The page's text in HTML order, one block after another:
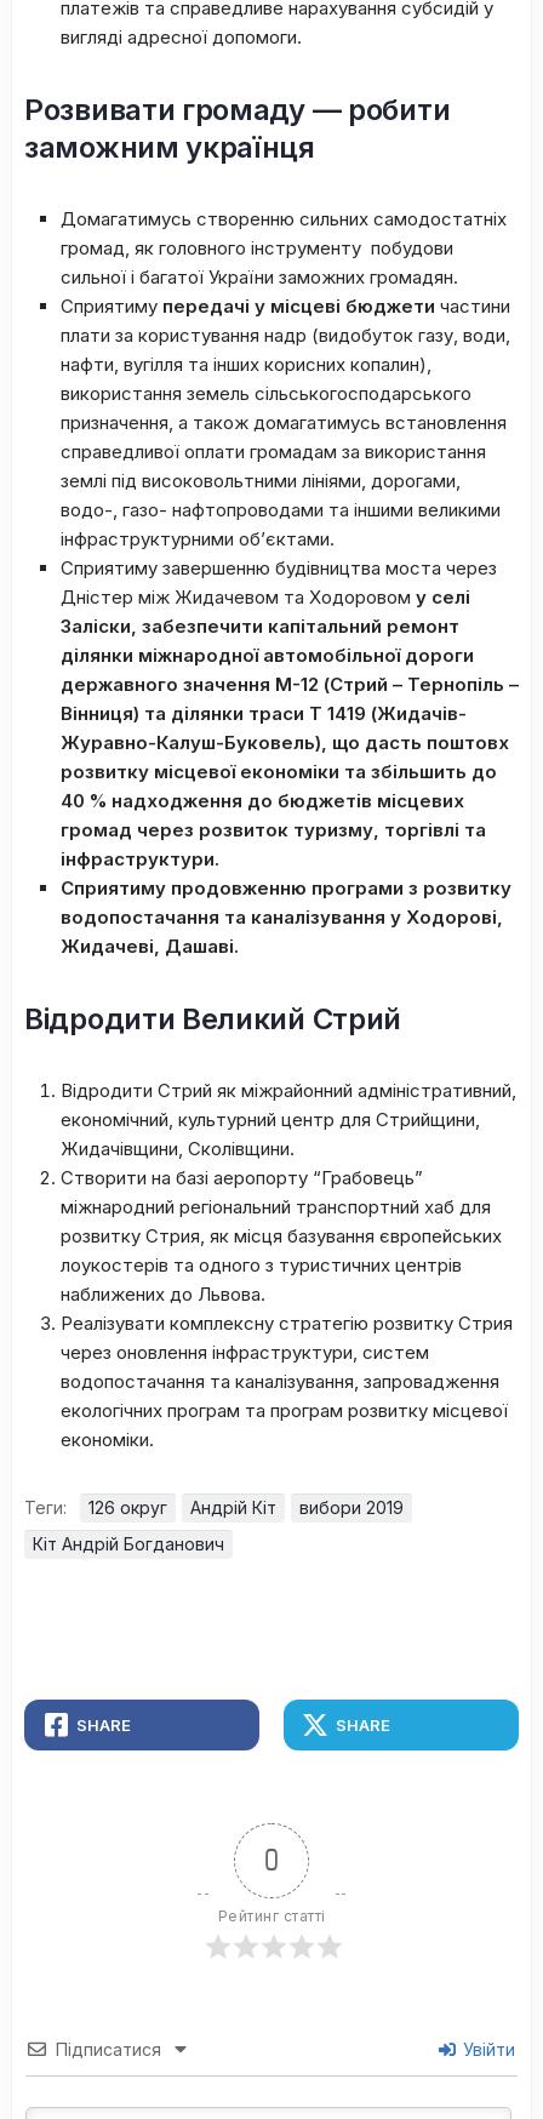
платежів та справедливе нарахування субсидій у
вигляді адресної допомоги.
Розвивати громаду — робити
заможним українця
Домагатимусь створенню сильних самодостатніх
громад, як головного інструменту побудови
сильної і багатої України заможних громадян.
Сприятиму передачі у місцеві бюджети частини
плати за користування надр (видобуток газу, води,
нафти, вугілля та інших корисних копалин),
використання земель сільськогосподарського
призначення, а також домагатимусь встановлення
справедливої оплати громадам за використання
землі під високовольтними лініями, дорогами,
водо-, газо- нафтопроводами та іншими великими
інфраструктурними об’єктами.
Сприятиму завершенню будівництва моста через
Дністер між Жидачевом та Ходоровом у селі
Заліски, забезпечити капітальний ремонт
ділянки міжнародної автомобільної дороги
державного значення М-12 (Стрий – Тернопіль –
Вінниця) та ділянки траси Т 1419 (Жидачів-
Журавно-Калуш-Буковель), що дасть поштовх
розвитку місцевої економіки та збільшить до
40 % надходження до бюджетів місцевих
громад через розвиток туризму, торгівлі та
інфраструктури.
Сприятиму продовженню програми з розвитку
водопостачання та каналізування у Ходорові,
Жидачеві, Дашаві.
Відродити Великий Стрий
Відродити Стрий як міжрайонний адміністративний,
економічний, культурний центр для Стрийщини,
Жидачівщини, Сколівщини.
Створити на базі аеропорту “Грабовець”
міжнародний регіональний транспортний хаб для
розвитку Стрия, як місця базування європейських
лоукостерів та одного з туристичних центрів
наближених до Львова.
Реалізувати комплексну стратегію розвитку Стрия
через оновлення інфраструктури, систем
водопостачання та каналізування, запровадження
екологічних програм та програм розвитку місцевої
економіки.
Теги: 126 округ Андрій Кіт
вибори 2019
Кіт Андрій Богданович
SHARE SHARE
0
Рейтинг статті
Підписатися Увійти